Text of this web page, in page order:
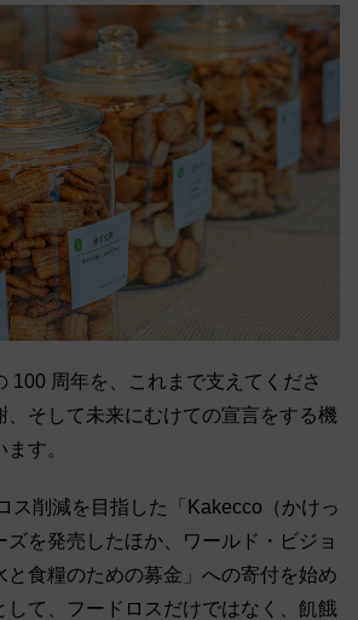
100 周年を、これまで支えてくださ
、そして未来にむけての宣言をする機
す。
ス削減を目指した「Kakecco（かけっ
ズを発売したほか、ワールド・ビジョ
と食糧のための募金」への寄付を始め
して、フードロスだけではなく、飢餓